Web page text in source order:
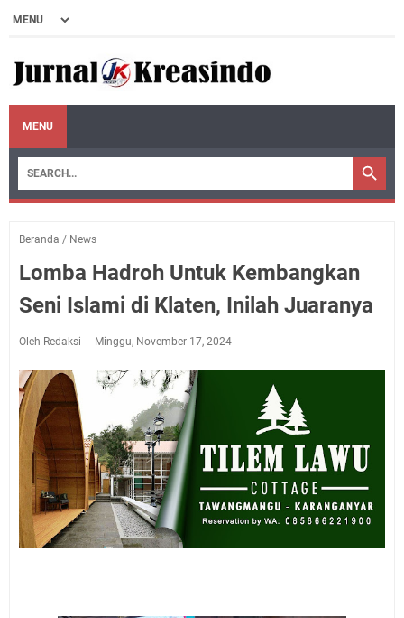
MENU
Beranda / News
Lomba Hadroh Untuk Kembangkan
Seni Islami di Klaten, Inilah Juaranya
Oleh Redaksi Minggu, November 17, 2024